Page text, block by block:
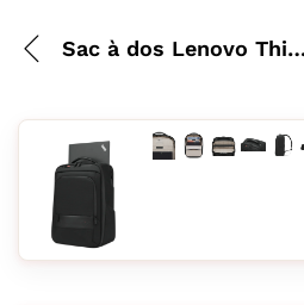
Sac à dos Lenovo ThinkPad 16
Agrandir
Agrandir
Agrandir